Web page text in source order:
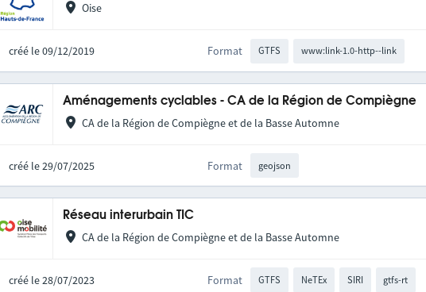
Oise
créé le 09/12/2019 Format GTFS www:link-1.0-http--link
Aménagements cyclables - CA de la Région de Compiègne
CA de la Région de Compiègne et de la Basse Automne
créé le 29/07/2025 Format geojson
Réseau interurbain TIC
CA de la Région de Compiègne et de la Basse Automne
créé le 28/07/2023 Format GTFS NeTEx SIRI gtfs-rt